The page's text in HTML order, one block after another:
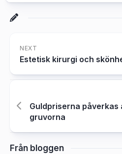
NEXT
Estetisk kirurgi och
Guldpriserna påverkas
gruvorna
Från bloggen